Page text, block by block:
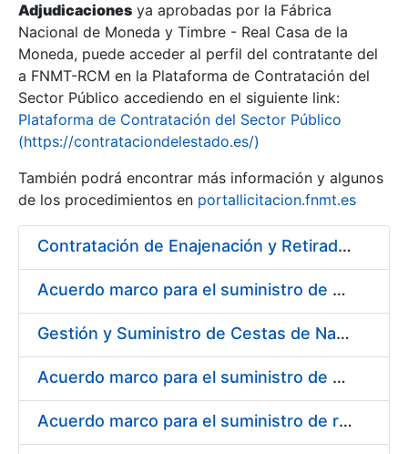
Show/Hide
Adjudicaciones ya aprobadas por la Fábrica
Nacional de Moneda y Timbre - Real Casa de la
Moneda, puede acceder al perfil del contratante del
a FNMT-RCM en la Plataforma de Contratación del
Sector Público accediendo en el siguiente link:
Plataforma de Contratación del Sector Público
(https://contrataciondelestado.es/)
También podrá encontrar más información y algunos
de los procedimientos en portallicitacion.fnmt.es
Contratación de Enajenación y Retirada de Chatarra de Hierro, Acero y Chapa de la RCM-FNMT
Acuerdo marco para el suministro de material de electricidad para la FNMT RCM en su sede de Madrid
Gestión y Suministro de Cestas de Navidad para los trabajadores de la Fábrica Nacional de Moneda y Timbre-Real Casa de la Moneda (FNMT-RCM) para el año 2021
Acuerdo marco para el suministro de material de transmisiones de potencia, rodamientos, estanqueidad e hidráulica
Acuerdo marco para el suministro de repuestos específicos de maquinaria